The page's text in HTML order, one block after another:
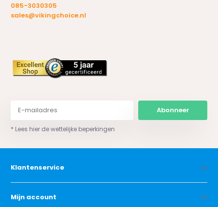
085-3030305
sales@vikingchoice.nl
Abonneer
* Lees hier de wettelijke beperkingen
Klantenservice
Mijn account